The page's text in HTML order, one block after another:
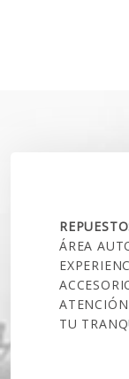
ÁREA
TU